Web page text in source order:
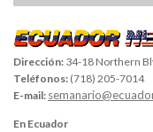
Dirección: 34-18 Northern
Teléfonos: (718) 205-7014
E-mail:
En Ecuador